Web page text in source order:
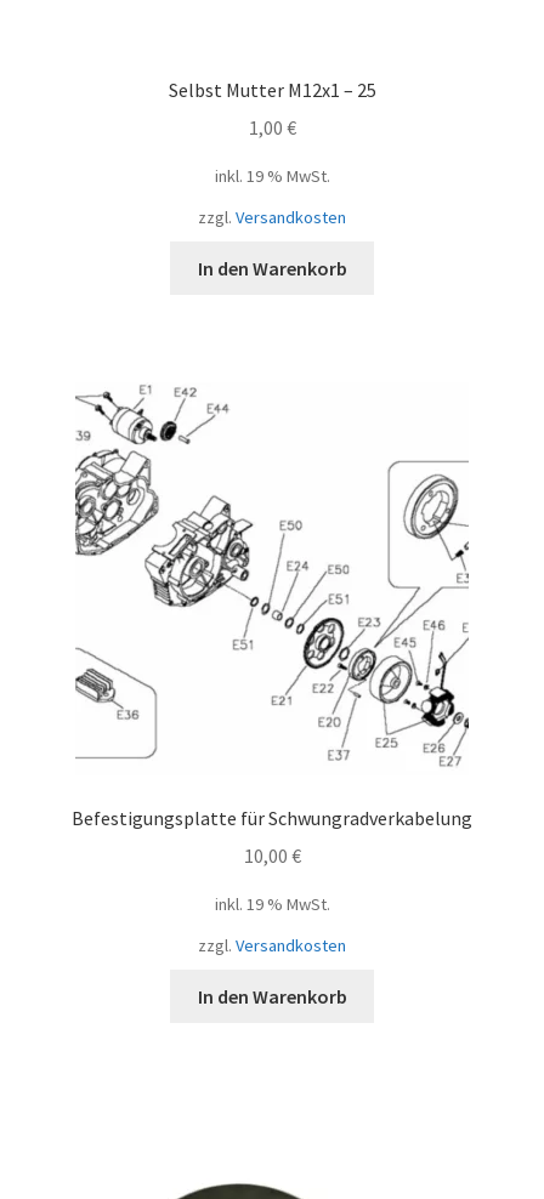
Selbst Mutter M12x1 – 25
1,00 €
inkl. 19 % MwSt.
zzgl. Versandkosten
In den Warenkorb
Befestigungsplatte für Schwungradverkabelung
10,00 €
inkl. 19 % MwSt.
zzgl. Versandkosten
In den Warenkorb